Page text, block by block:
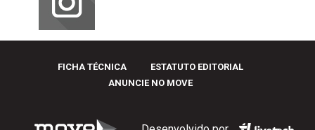
FICHA TÉCNICA
ESTATUTO EDITORIAL
ANUNCIE NO MOVE